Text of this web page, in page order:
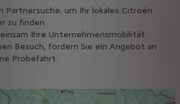
Partnersuche, um Ihr lokales Citroën
zu finden.
Ihre Unternehmensmobilität.
Besuch, fordern Sie ein Angebot an
Probefahrt.